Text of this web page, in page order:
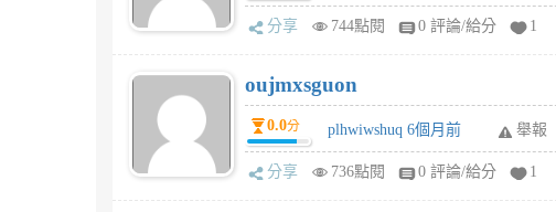
分享 744點閱 0 評論/給分 1
oujmxsguon
0.0分 plhwiwshuq 6個月前 舉報
分享 736點閱 0 評論/給分 1